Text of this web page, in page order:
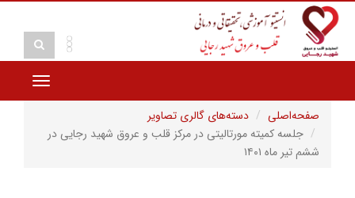
Toggle
صفحه‌اصلی
دسته‌های گالری تصاویر
جلسه کمیته مورتالیتی در مرکز قلب و عروق شهید رجایی در
ششم تیر ماه ۱۴۰۱